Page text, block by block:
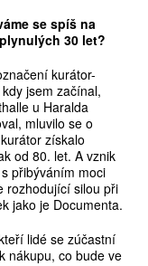
se spíš na
30 let?
kurátor-
jsem začínal,
u Haralda
mluvilo se o
získalo
od 80. let. A vznik
přibýváním moci
rozhodující silou při
jako je Documenta.
lidé se zúčastní
nákupu, co bude ve